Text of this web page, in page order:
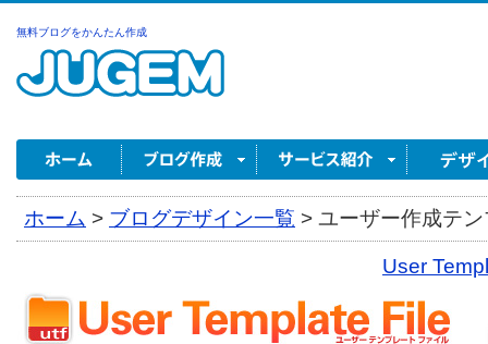
無料ブログをかんたん作成
ホーム > ブログデザイン一覧 > ユーザー作成テ
User